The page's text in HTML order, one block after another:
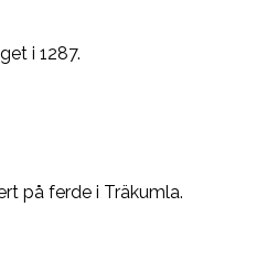
i 1287.
på ferde i Träkumla.